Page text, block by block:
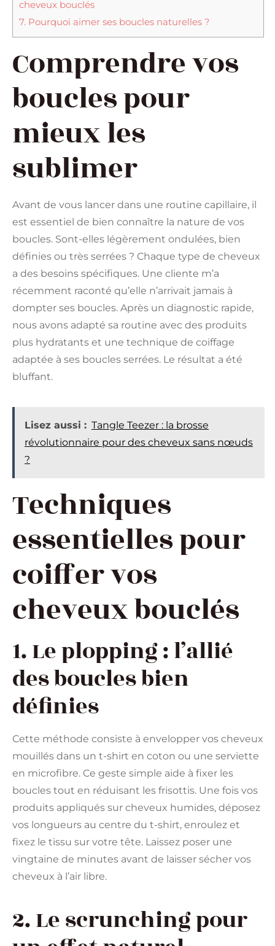
cheveux bouclés
7. Pourquoi aimer ses boucles naturelles ?
Comprendre vos
boucles pour
mieux les
sublimer
Avant de vous lancer dans une routine capillaire, il
est essentiel de bien connaître la nature de vos
boucles. Sont-elles légèrement ondulées, bien
définies ou très serrées ? Chaque type de cheveux
a des besoins spécifiques. Une cliente m’a
récemment raconté qu’elle n’arrivait jamais à
dompter ses boucles. Après un diagnostic rapide,
nous avons adapté sa routine avec des produits
plus hydratants et une technique de coiffage
adaptée à ses boucles serrées. Le résultat a été
bluffant.
Lisez aussi : Tangle Teezer : la brosse
révolutionnaire pour des cheveux sans nœuds
?
Techniques
essentielles pour
coiffer vos
cheveux bouclés
1. Le plopping : l’allié
des boucles bien
définies
Cette méthode consiste à envelopper vos cheveux
mouillés dans un t-shirt en coton ou une serviette
en microfibre. Ce geste simple aide à fixer les
boucles tout en réduisant les frisottis. Une fois vos
produits appliqués sur cheveux humides, déposez
vos longueurs au centre du t-shirt, enroulez et
fixez le tissu sur votre tête. Laissez poser une
vingtaine de minutes avant de laisser sécher vos
cheveux à l’air libre.
2. Le scrunching pour